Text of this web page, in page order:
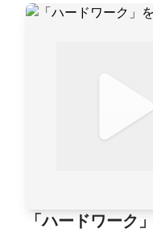
「ハードワーク